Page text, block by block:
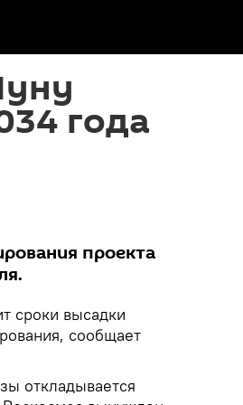
года
проекта
сроки высадки
сообщает
откладывается